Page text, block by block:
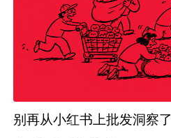
别再从小红书上批发洞察了